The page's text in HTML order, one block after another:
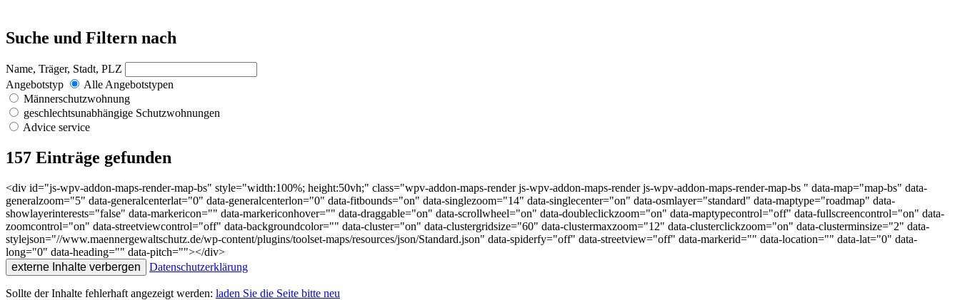
Suche und Filtern nach
Name, Träger, Stadt, PLZ
Angebotstyp
Alle Angebotstypen
Männerschutzwohnung
geschlechtsunabhängige Schutzwohnungen
Advice service
157 Einträge gefunden
<div id="js-wpv-addon-maps-render-map-bs" style="width:100%; height:50vh;" class="wpv-addon-maps-render js-wpv-addon-maps-render js-wpv-addon-maps-render-map-bs " data-map="map-bs" data-
generalzoom="5" data-generalcenterlat="0" data-generalcenterlon="0" data-fitbounds="on" data-singlezoom="14" data-singlecenter="on" data-osmlayer="standard" data-maptype="roadmap" data-
showlayerinterests="false" data-markericon="" data-markericonhover="" data-draggable="on" data-scrollwheel="on" data-doubleclickzoom="on" data-maptypecontrol="off" data-fullscreencontrol="on" data-
zoomcontrol="on" data-streetviewcontrol="off" data-backgroundcolor="" data-cluster="on" data-clustergridsize="60" data-clustermaxzoom="12" data-clusterclickzoom="on" data-clusterminsize="2" data-
stylejson="//www.maennergewaltschutz.de/wp-content/plugins/toolset-maps/resources/json/Standard.json" data-spiderfy="off" data-streetview="off" data-markerid="" data-location="" data-lat="0" data-
long="0" data-heading="" data-pitch=""></div>
externe Inhalte verbergen
Datenschutzerklärung
Sollte der Inhalte fehlerhaft angezeigt werden: laden Sie die Seite bitte neu